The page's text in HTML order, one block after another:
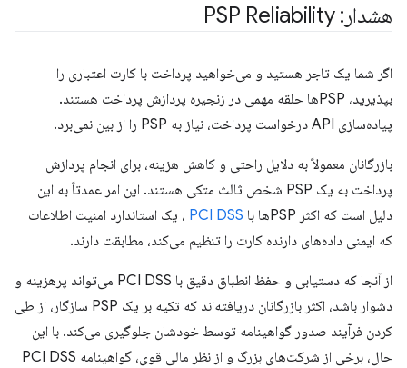
هشدار: PSP Reliability
اگر شما یک تاجر هستید و می‌خواهید پرداخت با کارت اعتباری را
بپذیرید، PSPها حلقه مهمی در زنجیره پردازش پرداخت هستند.
پیاده‌سازی API درخواست پرداخت، نیاز به PSP را از بین نمی‌برد.
بازرگانان معمولاً به دلایل راحتی و کاهش هزینه، برای انجام پردازش
پرداخت به یک PSP شخص ثالث متکی هستند. این امر عمدتاً به این
دلیل است که اکثر PSPها با
PCI DSS ، یک استاندارد امنیت اطلاعات
که ایمنی داده‌های دارنده کارت را تنظیم می‌کند، مطابقت دارند.
از آنجا که دستیابی و حفظ انطباق دقیق با PCI DSS می‌تواند پرهزینه و
دشوار باشد، اکثر بازرگانان دریافته‌اند که تکیه بر یک PSP سازگار، از طی
کردن فرآیند صدور گواهینامه توسط خودشان جلوگیری می‌کند. با این
حال، برخی از شرکت‌های بزرگ و از نظر مالی قوی، گواهینامه PCI DSS